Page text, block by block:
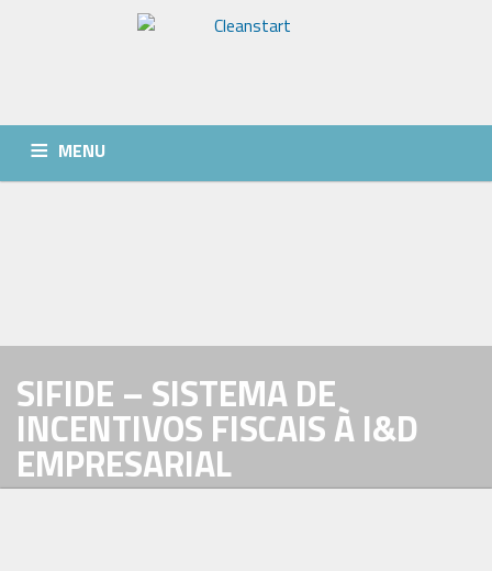
MENU
SIFIDE – SISTEMA DE
INCENTIVOS FISCAIS À I&D
EMPRESARIAL